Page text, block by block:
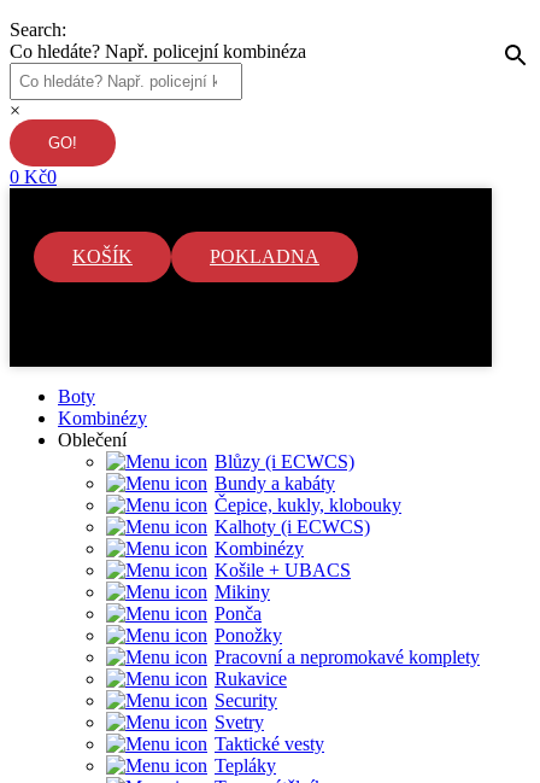
Search:
Co hledáte? Např. policejní kombinéza
×
0 Kč0
KOŠÍK POKLADNA
Boty
Kombinézy
Oblečení
Blůzy (i ECWCS)
Bundy a kabáty
Čepice, kukly, klobouky
Kalhoty (i ECWCS)
Kombinézy
Košile + UBACS
Mikiny
Ponča
Ponožky
Pracovní a nepromokavé komplety
Rukavice
Security
Svetry
Taktické vesty
Tepláky